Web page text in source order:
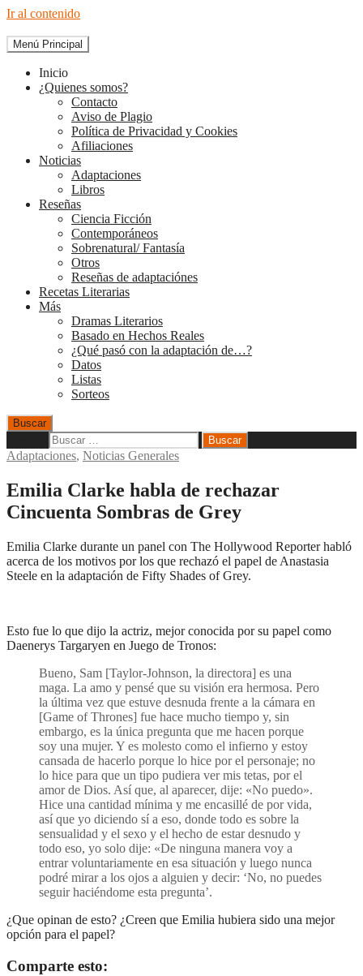
Ir al contenido
The Diary of Books
Menú Principal
Inicio
¿Quienes somos?
Contacto
Aviso de Plagio
Política de Privacidad y Cookies
Afiliaciones
Noticias
Adaptaciones
Libros
Reseñas
Ciencia Ficción
Contemporáneos
Sobrenatural/ Fantasía
Otros
Reseñas de adaptaciónes
Recetas Literarias
Más
Dramas Literarios
Basado en Hechos Reales
¿Qué pasó con la adaptación de…?
Datos
Listas
Sorteos
Buscar
Adaptaciones, Noticias Generales
Emilia Clarke habla de rechazar
Cincuenta Sombras de Grey
Emilia Clarke durante un panel con The Hollywood Reporter habló
acerca de los motivos por los que rechazó el papel de Anastasia
Steele en la adaptación de Fifty Shades of Grey.
Esto fue lo que dijo la actriz, mejor conocida por su papel como
Daenerys Targaryen en Juego de Tronos:
Bueno, Sam [Taylor-Johnson, la directora] es una
maga. La amo y pensé que su visión era hermosa. Pero
la última vez que estuve desnuda frente a la cámara en
[Game of Thrones] fue hace mucho tiempo y, sin
embargo, es la única pregunta que me hacen porque
soy una mujer. Y es molesto como el infierno y estoy
cansada de hacerlo porque lo hice por el personaje; no
lo hice para que un tipo pudiera ver mis tetas, por el
amor de Dios. Así que, al aparecer, dije: «No puedo».
Hice una cantidad mínima y me encasillé de por vida,
así que yo diciendo sí a eso, donde todo es sobre la
sensualidad y el sexo y el hecho de estar desnudo y
todo eso, yo solo dije: «De ninguna manera voy a
entrar voluntariamente en esa situación y luego nunca
podré mirar a los ojos a alguien y decir: ‘No, no puedes
seguir haciéndome esta pregunta’.
¿Que opinan de esto? ¿Creen que Emilia hubiera sido una mejor
opción para el papel?
Comparte esto: